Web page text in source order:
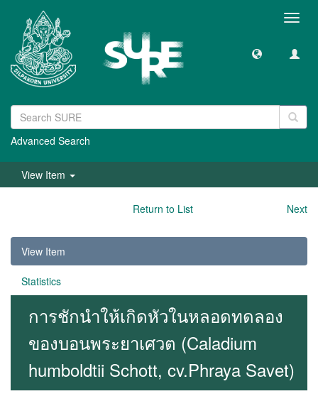
Advanced Search
View Item
Return to List Next
View Item
Statistics
การชักนำให้เกิดหัวในหลอดทดลอง
ของบอนพระยาเศวต (Caladium
humboldtii Schott, cv.Phraya Savet)